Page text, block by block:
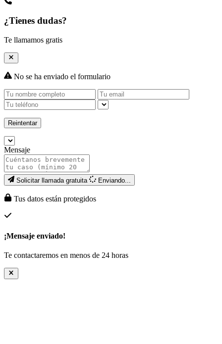
¿Tienes dudas?
Te llamamos gratis
No se ha enviado el formulario
Reintentar
Mensaje
Solicitar llamada gratuita Enviando...
Tus datos están protegidos
¡Mensaje enviado!
Te contactaremos en menos de 24 horas